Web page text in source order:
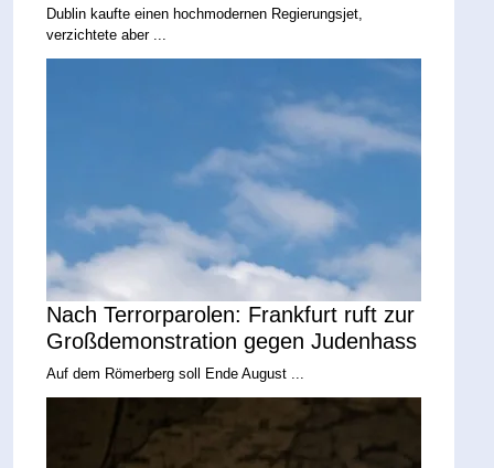
Dublin kaufte einen hochmodernen Regierungsjet,
verzichtete aber ...
Nach Terrorparolen: Frankfurt ruft zur
Großdemonstration gegen Judenhass
Auf dem Römerberg soll Ende August ...